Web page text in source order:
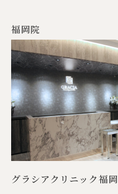
福岡院
グラシアクリニック福岡